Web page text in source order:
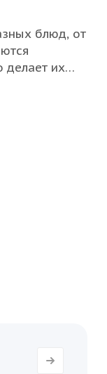
блюд, от
делает их
и